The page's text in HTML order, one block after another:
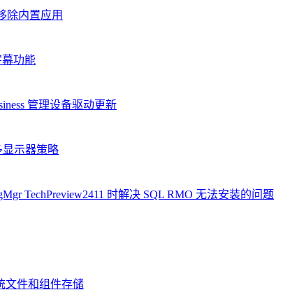
除内置应用
幕功能
管理设备驱动更新
显示器策略
TechPreview2411 时解决 SQL RMO 无法安装的问题
文件和组件存储